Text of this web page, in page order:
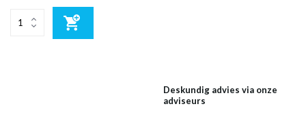
Deskundig advies via onze
adviseurs